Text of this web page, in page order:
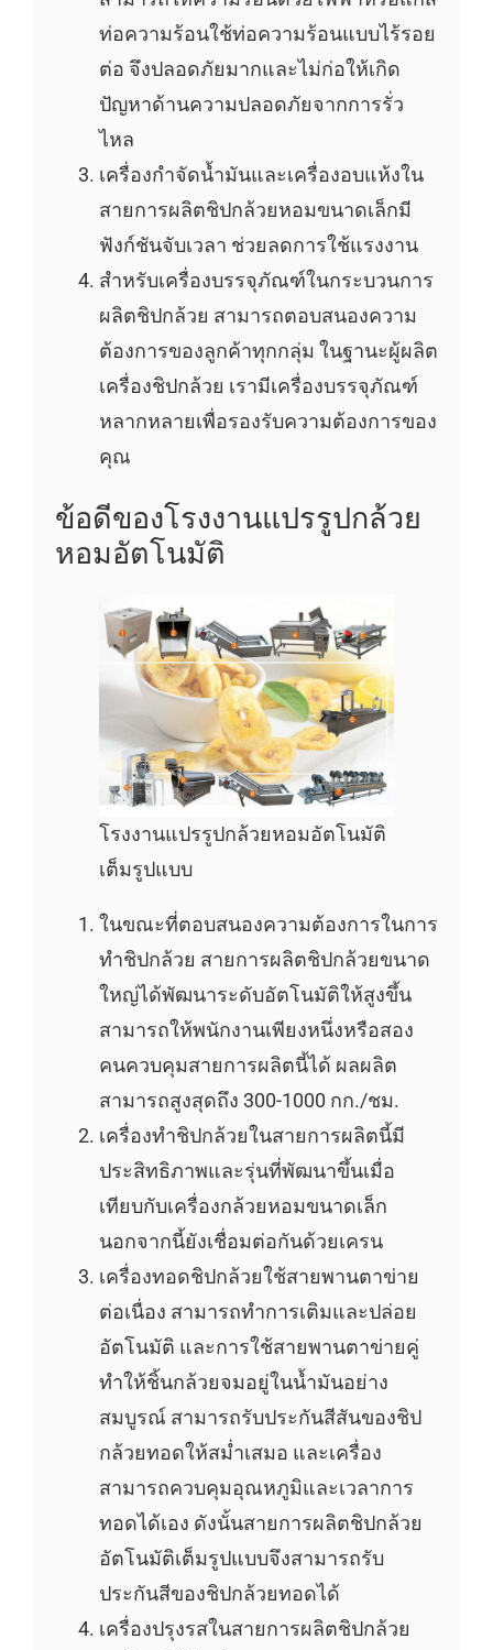
ท่อความร้อนใช้ท่อความร้อนแบบไร้รอย
ต่อ จึงปลอดภัยมากและไม่ก่อให้เกิด
ปัญหาด้านความปลอดภัยจากการรั่ว
ไหล
เครื่องกำจัดน้ำมันและเครื่องอบแห้งใน
สายการผลิตชิปกล้วยหอมขนาดเล็กมี
ฟังก์ชันจับเวลา ช่วยลดการใช้แรงงาน
สำหรับเครื่องบรรจุภัณฑ์ในกระบวนการ
ผลิตชิปกล้วย สามารถตอบสนองความ
ต้องการของลูกค้าทุกกลุ่ม ในฐานะผู้ผลิต
เครื่องชิปกล้วย เรามีเครื่องบรรจุภัณฑ์
หลากหลายเพื่อรองรับความต้องการของ
คุณ
ข้อดีของโรงงานแปรรูปกล้วย
หอมอัตโนมัติ
โรงงานแปรรูปกล้วยหอมอัตโนมัติ
เต็มรูปแบบ
ในขณะที่ตอบสนองความต้องการในการ
ทำชิปกล้วย สายการผลิตชิปกล้วยขนาด
ใหญ่ได้พัฒนาระดับอัตโนมัติให้สูงขึ้น
สามารถให้พนักงานเพียงหนึ่งหรือสอง
คนควบคุมสายการผลิตนี้ได้ ผลผลิต
สามารถสูงสุดถึง 300-1000 กก./ชม.
เครื่องทำชิปกล้วยในสายการผลิตนี้มี
ประสิทธิภาพและรุ่นที่พัฒนาขึ้นเมื่อ
เทียบกับเครื่องกล้วยหอมขนาดเล็ก
นอกจากนี้ยังเชื่อมต่อกันด้วยเครน
เครื่องทอดชิปกล้วยใช้สายพานตาข่าย
ต่อเนื่อง สามารถทำการเติมและปล่อย
อัตโนมัติ และการใช้สายพานตาข่ายคู่
ทำให้ชิ้นกล้วยจมอยู่ในน้ำมันอย่าง
สมบูรณ์ สามารถรับประกันสีสันของชิป
กล้วยทอดให้สม่ำเสมอ และเครื่อง
สามารถควบคุมอุณหภูมิและเวลาการ
ทอดได้เอง ดังนั้นสายการผลิตชิปกล้วย
อัตโนมัติเต็มรูปแบบจึงสามารถรับ
ประกันสีของชิปกล้วยทอดได้
เครื่องปรุงรสในสายการผลิตชิปกล้วย